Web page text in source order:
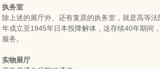
执务室
除上述的展厅外、还有复原的执务室，就是高等
年成立至1945年日本投降解体，这存续40年期间
服务。
实物展厅